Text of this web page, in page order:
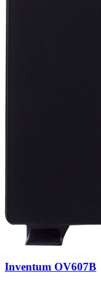
Inventum OV607B